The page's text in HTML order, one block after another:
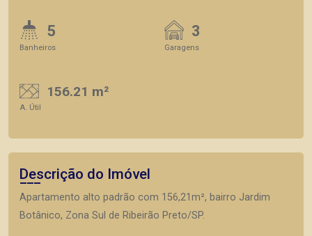
5
Banheiros
3
Garagens
156.21 m²
A. Útil
Descrição do Imóvel
Apartamento alto padrão com 156,21m², bairro Jardim
Botânico, Zona Sul de Ribeirão Preto/SP.